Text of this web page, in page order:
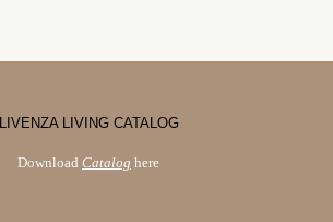
LIVENZA LIVING CATALOG
Download Catalog here